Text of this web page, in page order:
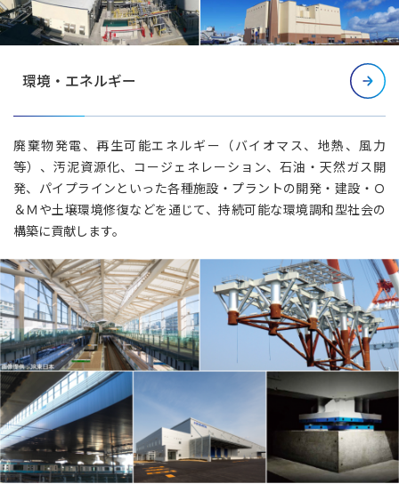
環境・エネルギー
廃棄物発電、再生可能エネルギー（バイオマス、地熱、風力
等）、汚泥資源化、コージェネレーション、石油・天然ガス開
発、パイプラインといった各種施設・プラントの開発・建設・Ｏ
＆Ｍや土壌環境修復などを通じて、持続可能な環境調和型社会の
構築に貢献します。